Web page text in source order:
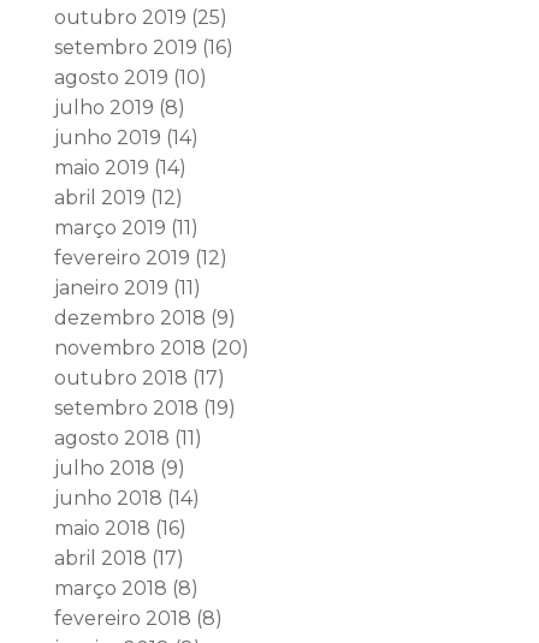
outubro 2019 (25)
setembro 2019 (16)
agosto 2019 (10)
julho 2019 (8)
junho 2019 (14)
maio 2019 (14)
abril 2019 (12)
março 2019 (11)
fevereiro 2019 (12)
janeiro 2019 (11)
dezembro 2018 (9)
novembro 2018 (20)
outubro 2018 (17)
setembro 2018 (19)
agosto 2018 (11)
julho 2018 (9)
junho 2018 (14)
maio 2018 (16)
abril 2018 (17)
março 2018 (8)
fevereiro 2018 (8)